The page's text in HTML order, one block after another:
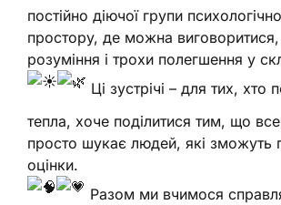
постійно діючої групи
простору, де можна виговоритися,
розуміння і трохи полегшення у
Ці зустрічі – для тих, хто
тепла, хоче поділитися тим, що
просто шукає людей, які зможуть
оцінки.
Разом ми вчимося